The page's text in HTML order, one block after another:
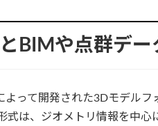
BIMや点群デー
って開発された3Dモデルフ
式は、ジオメトリ情報を中